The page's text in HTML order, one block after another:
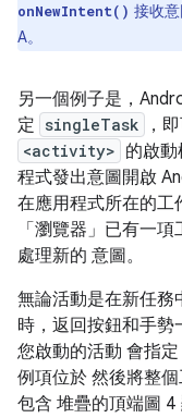
onNewIntent() 接收
A。
另一個例子是，
定 singleTask ，
<activity> 的啟
程式發出意圖開啟
在應用程式所在的工
「瀏覽器」已有一
處理新的 意圖。
無論活動是在新任務
時，返回按鈕和手
您啟動的活動 會指定
例項位於 然後將整
包含 堆疊的頂端圖 4